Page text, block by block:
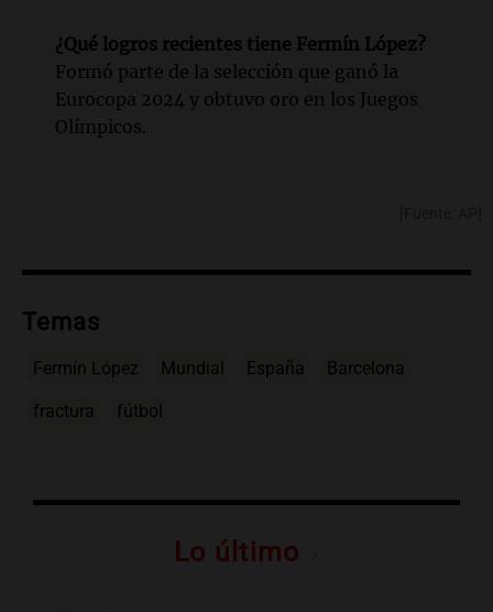
¿Qué logros recientes tiene Fermín López?
Formó parte de la selección que ganó la
Eurocopa 2024 y obtuvo oro en los Juegos
Olímpicos.
Temas
Fermín López Mundial España Barcelona
fractura fútbol
Lo último